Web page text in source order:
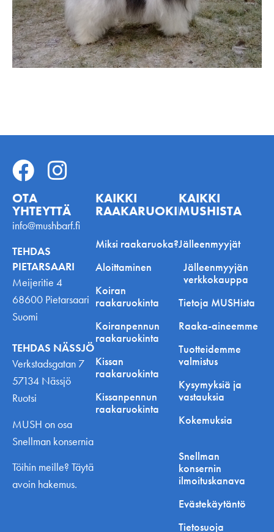
OTA
YHTEYTTÄ
info@mushbarf.fi
TEHDAS
PIETARSAARI
Meijeritie 4
68600 Pietarsaari
Suomi
TEHDAS NÄSSJÖ
Verkstadsgatan 7
57134 Nässjö
Ruotsi
MUSH on osa
Snellman konsernia
Töihin meille? Täytä
avoin hakemus.
KAIKKI
RAAKARUOKINNASTA
Miksi raakaruoka?
Aloittaminen
Koiran
raakaruokinta
Koiranpennun
raakaruokinta
Kissan
raakaruokinta
Kissanpennun
raakaruokinta
KAIKKI
MUSHISTA
Jälleenmyyjät
Jälleenmyyjän
verkkokauppa
Tietoja MUSHista
Raaka-aineemme
Tuotteidemme
valmistus
Kysymyksiä ja
vastauksia
Kokemuksia
Snellman
konsernin
ilmoituskanava
Evästekäytäntö
Tietosuoja